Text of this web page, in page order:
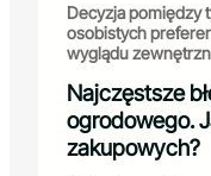
Decyzja pomiędzy
osobistych
wyglądu
Najczęstsze
ogrodowego.
zakupowych?